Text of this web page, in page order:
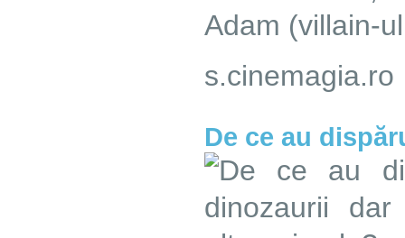
Adam (villain-
s.cinemagia.ro
De ce au